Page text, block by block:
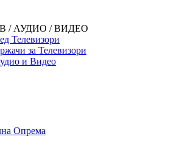
/ АУДИО / ВИДЕО
Телевизори
за Телевизори
и Видео
Опрема